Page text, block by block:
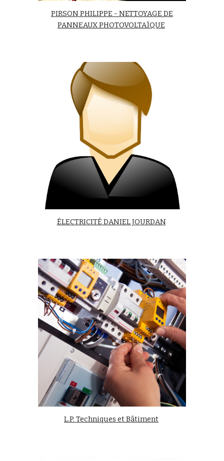
PIRSON PHILIPPE - NETTOYAGE DE
PANNEAUX PHOTOVOLTAÏQUE
ÉLECTRICITÉ DANIEL JOURDAN
L.P. Techniques et Bâtiment